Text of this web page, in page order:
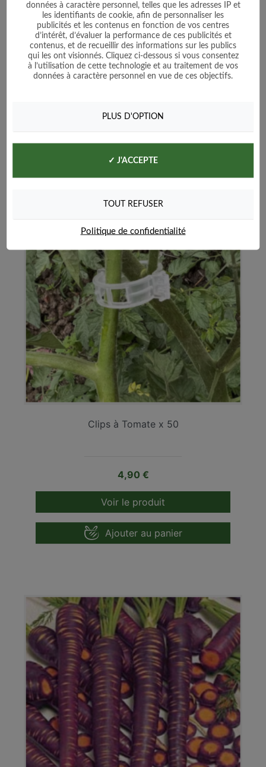
Céléri Branche d'Elne
Prix
1,60 €
Clips à Tomate x 50
Prix
4,90 €
Voir le produit
Ajouter au panier
données à caractère personnel, telles que les adresses IP et
les identifiants de cookie, afin de personnaliser les
publicités et les contenus en fonction de vos centres
d’intérêt, d’évaluer la performance de ces publicités et
contenus, et de recueillir des informations sur les publics
qui les ont visionnés. Cliquez ci-dessous si vous consentez
à l’utilisation de cette technologie et au traitement de vos
données à caractère personnel en vue de ces objectifs.
PLUS D'OPTION
✓ J'ACCEPTE
TOUT REFUSER
Politique de confidentialité